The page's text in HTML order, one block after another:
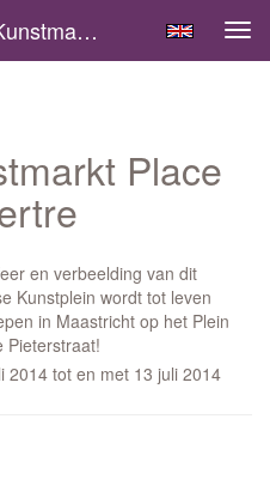
Catharina Van Ameijde - Kunstmarkt Place Du Tertre
Place
en verbeelding van dit
Kunstplein wordt tot leven
in Maastricht op het Plein
Pieterstraat!
2014 tot en met 13 juli 2014